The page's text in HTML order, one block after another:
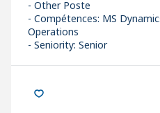
Other Poste
Compétences: MS
Operations
Seniority: Senior